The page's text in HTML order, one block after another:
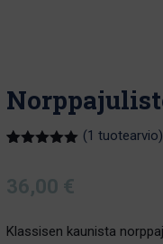
perustuen
asiakkaan
(1 tuotearvio)
36,00 €
Klassisen kaunista